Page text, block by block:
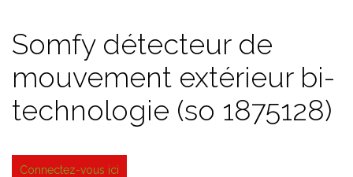
Somfy détecteur de
mouvement extérieur bi-
technologie (so 1875128)
Connectez-vous ici